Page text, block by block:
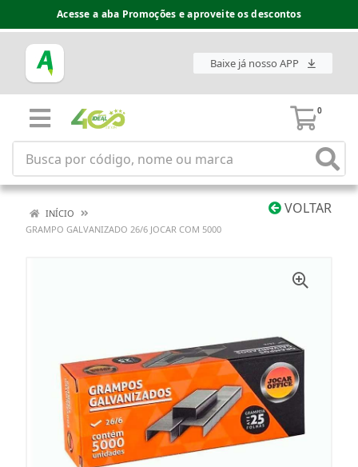
Acesse a aba Promoções e aproveite os descontos
Baixe já nosso APP
0
VOLTAR
INÍCIO
GRAMPO GALVANIZADO 26/6 JOCAR COM 5000